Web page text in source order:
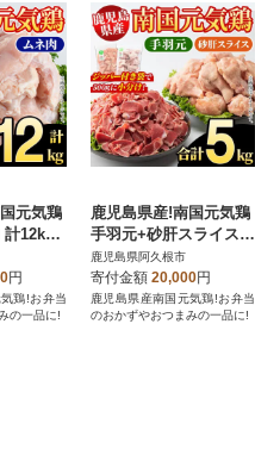
元気鶏
計12kg
がく水
円
鶏!お弁当
の一品に!
鹿児島県産!南国元気鶏
手羽元+砂肝スライスセ
ット 計5kg【さるがく
水産】akn028-13
鹿児島県阿久根市
寄付金額 20,000円
鹿児島県産南国元気鶏!お弁当
のおかずやおつまみの一品に!